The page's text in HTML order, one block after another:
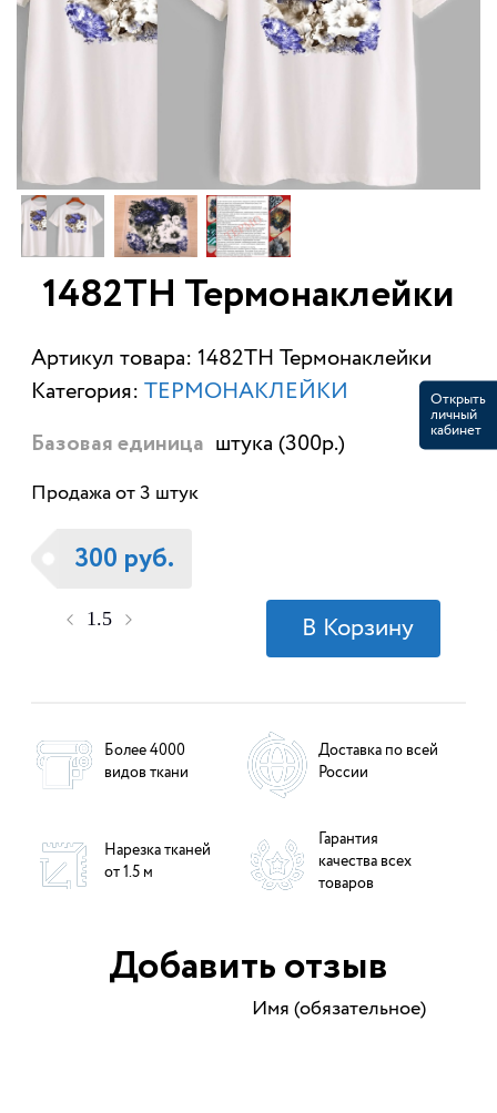
1482ТН Термонаклейки
Артикул товара: 1482ТН Термонаклейки
Категория: ТЕРМОНАКЛЕЙКИ
Базовая единица штука (300р.)
Продажа от 3 штук
300 руб.
Более 4000
видов ткани
Доставка по всей
России
Нарезка тканей
от 1.5 м
Гарантия
качества всех
товаров
Добавить отзыв
Имя (обязательное)
Открыть
личный
кабинет